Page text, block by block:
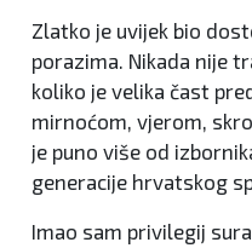
Zlatko je uvijek bio
porazima. Nikada nije
koliko je velika čast
mirnoćom, vjerom,
je puno više od
generacije hrvatskog
Imao sam privilegij